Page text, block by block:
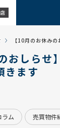
【10月のお休み
おしら
きます
ラム 売買物件